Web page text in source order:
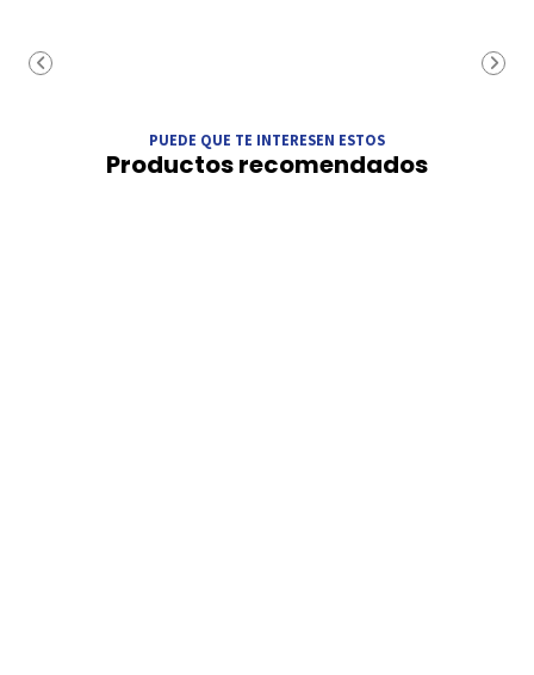
PUEDE QUE TE INTERESEN ESTOS
Productos recomendados